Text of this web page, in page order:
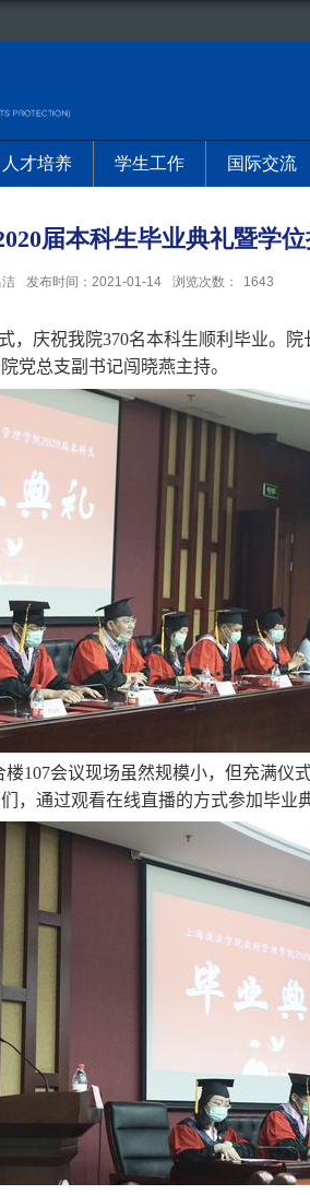
人才培养 学生工作 国际交流
届本科生毕业典礼暨学
发布时间：2021-01-14 浏览次数： 1643
，庆祝我院370名本科生顺利毕业。
党总支副书记闯晓燕主持。
楼107会议现场虽然规模小，但充满仪
通过观看在线直播的方式参加毕业